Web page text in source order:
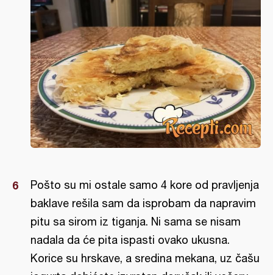
Pošto su mi ostale samo 4 kore od pravljenja
baklave rešila sam da isprobam da napravim
pitu sa sirom iz tiganja. Ni sama se nisam
nadala da će pita ispasti ovako ukusna.
Korice su hrskave, a sredina mekana, uz čašu